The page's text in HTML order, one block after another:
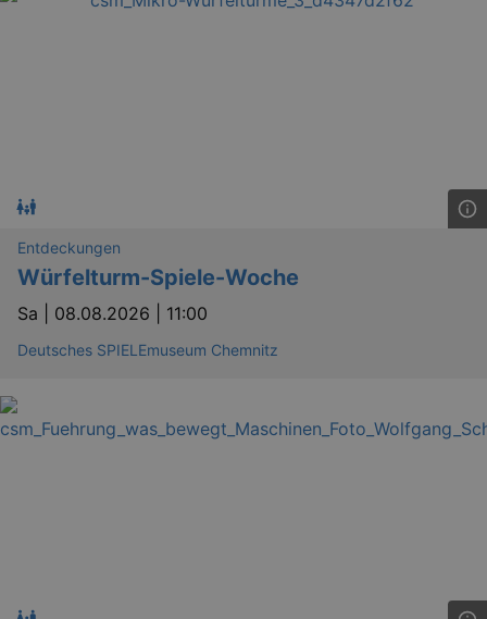
Entdeckungen
Würfelturm-Spiele-Woche
Sa | 08.08.2026 | 11:00
Deutsches SPIELEmuseum Chemnitz